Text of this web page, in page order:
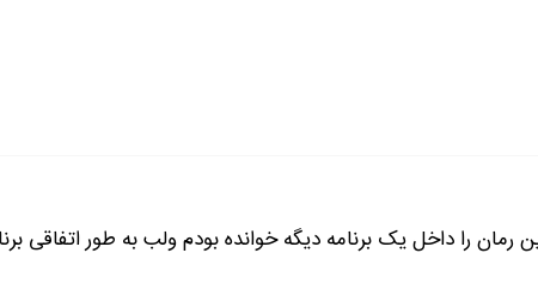
اش رو گذاشتم روی میزش و بشقاب ماکارونی خودم رو
هیجاناتم را ریختم توی صورتم و با اداهایی که در می
پیچوندم و بعد در حالی که کلی ماکارونی به دورش پیچیده
زدم و مشغول جویدن ماکارونی شدم.
رمان را داخل یک برنامه دیگه خوانده بودم ولب به طور اتفاقی